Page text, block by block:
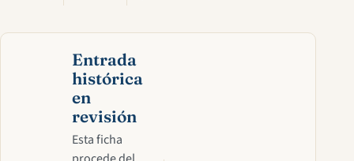
Entrada
histórica
en
revisión
Esta ficha